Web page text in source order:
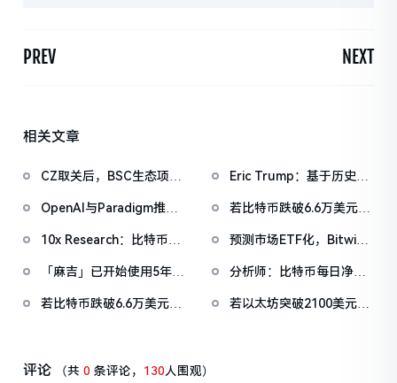
PREV NEXT
相关文章
CZ取关后，BSC生态项目
动推文
Eric Trump：基于历史平
达100万美元
OpenAI与Paradigm推出
Agent在智能合约安全中
的应用
若比特币跌破6.6万美元，
度将达9.57亿
10x Research：比特币
中性和对冲头寸主导
预测市场ETF化，Bitwise
市场式ETF
「麻吉」已开始使用5年前
资金捉襟见肘
分析师：比特币每日净买
技股下跌或将导致比特币
若比特币跌破6.6万美元，
若以太坊突破2100美元，
评论 （共0 条评论， 130人围观）